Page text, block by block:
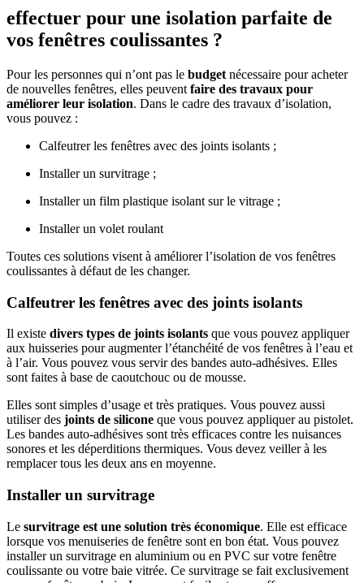
effectuer pour une isolation parfaite de
vos fenêtres coulissantes ?
Pour les personnes qui n’ont pas le budget nécessaire pour acheter
de nouvelles fenêtres, elles peuvent faire des travaux pour
améliorer leur isolation. Dans le cadre des travaux d’isolation,
vous pouvez :
Calfeutrer les fenêtres avec des joints isolants ;
Installer un survitrage ;
Installer un film plastique isolant sur le vitrage ;
Installer un volet roulant
Toutes ces solutions visent à améliorer l’isolation de vos fenêtres
coulissantes à défaut de les changer.
Calfeutrer les fenêtres avec des joints isolants
Il existe divers types de joints isolants que vous pouvez appliquer
aux huisseries pour augmenter l’étanchéité de vos fenêtres à l’eau et
à l’air. Vous pouvez vous servir des bandes auto-adhésives. Elles
sont faites à base de caoutchouc ou de mousse.
Elles sont simples d’usage et très pratiques. Vous pouvez aussi
utiliser des joints de silicone que vous pouvez appliquer au pistolet.
Les bandes auto-adhésives sont très efficaces contre les nuisances
sonores et les déperditions thermiques. Vous devez veiller à les
remplacer tous les deux ans en moyenne.
Installer un survitrage
Le survitrage est une solution très économique. Elle est efficace
lorsque vos menuiseries de fenêtre sont en bon état. Vous pouvez
installer un survitrage en aluminium ou en PVC sur votre fenêtre
coulissante ou votre baie vitrée. Ce survitrage se fait exclusivement